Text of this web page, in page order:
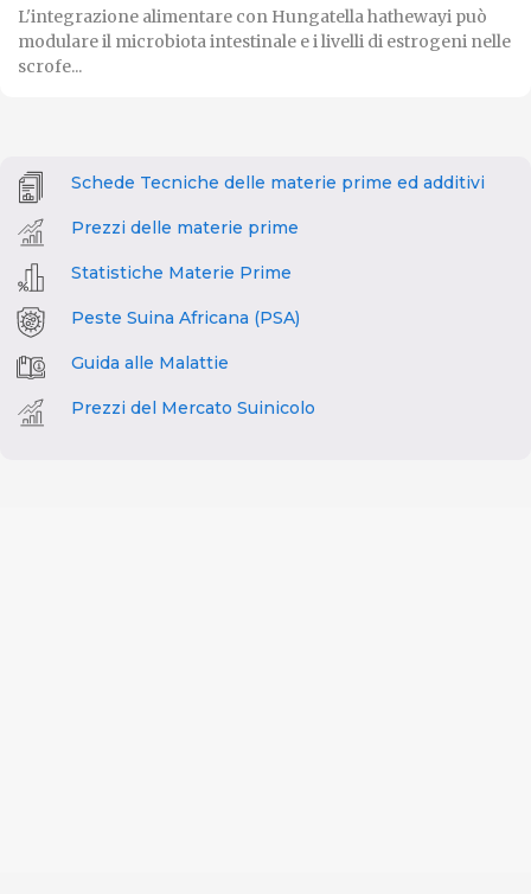
L'integrazione alimentare con Hungatella hathewayi può
modulare il microbiota intestinale e i livelli di estrogeni nelle
scrofe...
Schede Tecniche delle materie prime ed additivi
Prezzi delle materie prime
Statistiche Materie Prime
Peste Suina Africana (PSA)
Guida alle Malattie
Prezzi del Mercato Suinicolo